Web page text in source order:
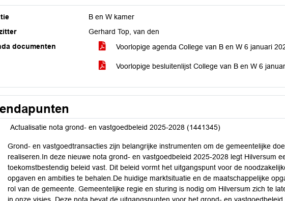
B en W kamer
Gerhard Top, van den
documenten
Voorlopige agenda College van B en W 6 januari
Voorlopige besluitenlijst College van B en W 6
Actualisatie nota grond- en vastgoedbeleid 2025-2028 (1441345)
Grond- en vastgoedtransacties zijn belangrijke instrumenten om de gemeentelijke
realiseren.In deze nieuwe nota grond- en vastgoedbeleid 2025-2028 legt Hilversum
toekomstbestendig beleid vast. Dit beleid vormt het uitgangspunt voor de
opgaven en ambities te behalen.De huidige marktsituatie en de maatschappelijke
rol van de gemeente. Gemeentelijke regie en sturing is nodig om Hilversum zich te